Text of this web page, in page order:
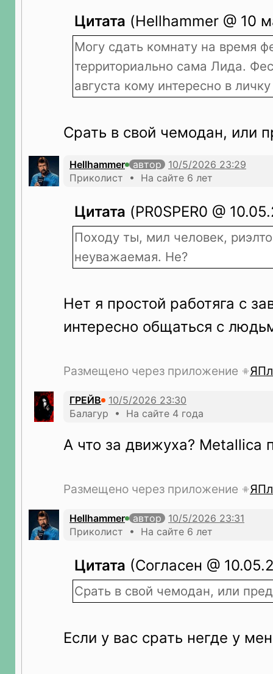
Цитата (Hellhammer @ 10
Могу сдать комнату на время
территориально сама Лида.
августа кому интересно в личку
Срать в свой чемодан, или
Hellhammer
автор
Приколист • На сайте 6 лет
Цитата (PR0SPER0 @
Походу ты, мил человек,
неуважаемая. Не?
Нет я простой работяга с
интересно общаться с
Размещено через приложение
ГРЕЙВ
Балагур • На сайте 4 года
А что за движуха? Metallica
Размещено через приложение
Hellhammer
автор
Приколист • На сайте 6 лет
Цитата (Согласен @
Срать в свой чемодан, или
Если у вас срать негде у